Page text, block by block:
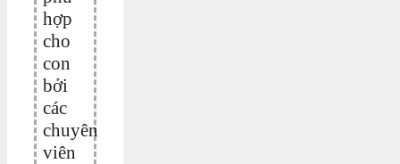
hợp
cho
con
bởi
các
chuyên
viên